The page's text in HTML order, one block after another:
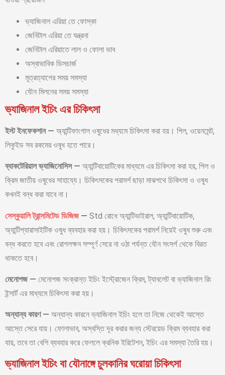
ভ্যাজিনাল এরিয়া তে ফোস্কা
জেনিটাল এরিয়া তে যন্ত্রনা
জেনিটাল এরিয়াতে লাল ও ফোলা ভাব
অস্বাভাবিক ডিসচার্জ
মূত্রত্যাগের সময় সমস্যা
যৌন মিলনের সময় সমস্যা
ভ্যাজিনাল ইচিং এর চিকিৎসা
ইস্ট ইনফেকশান— অ্যান্টিফাংগাল ওষুধের মধ্যমে চিকিৎসা করা হয়। পিল, ওয়েনমেন্ট,
লিকুইড সব রকমের ওষুধ হতে পারে।
ব্যাকটেরিয়াল ভ্যাজিনোসিস — অ্যান্টিবায়োটিকের মাধ্যমে এর চিকিৎসা করা হয়, পিল ও
ক্রিম জাতীয় ওষুধের সাহায্যে। চিকিৎসকের পরামর্শ ছাড়া মাঝপথে চিকিৎসা ও ওষুধ
কখনই বন্ধ করা যাবে না।
সেস্কুয়ালি ট্রান্সমিটেড ডিজিজ — Std রোধে অ্যান্টিভাইরাল, অ্যান্টিবায়োটিক,
অ্যান্টিপ্যারাসাইটিক ওষুধ ব্যবহার করা হয়। চিকিৎসকের পরামর্শ নিয়েই ওষুধ শুরু এবং
বন্ধ করতে হবে এবং রোগলক্ষন সম্পূর্ণ সেরে না ওঠা পর্যন্ত যৌন সংসর্গ থেকে বিরত
থাকতে হবে।
মেনোপজ— মেনোপজ সংক্রান্ত ইচিং ইস্ট্রোজেন ক্রিম, ট্যাবলেট বা ভ্যাজিনাল রিং
ইন্সার্ট এর মাধ্যমে চিকিৎসা করা হয়।
অন্যান্য কারণ — অন্যান্য কারনে ভ্যাজিনাল ইচিং হলে তা নিজে থেকেই আস্তে
আস্তে সেরে যায়। ফোলাভাব, অস্বস্তি দূর করার জন্য স্টেরয়েড ক্রিম ব্যবহার করা
যায়, তবে তা বেশি ব্যবহার করে ফেললে ক্রনিক ইরিটেশন, ইচিং এর সমস্যা তৈরি হয়।
ভ্যাজিনাল ইচিং বা যৌনাঙ্গে চুলকানির ঘরোয়া চিকিৎসা